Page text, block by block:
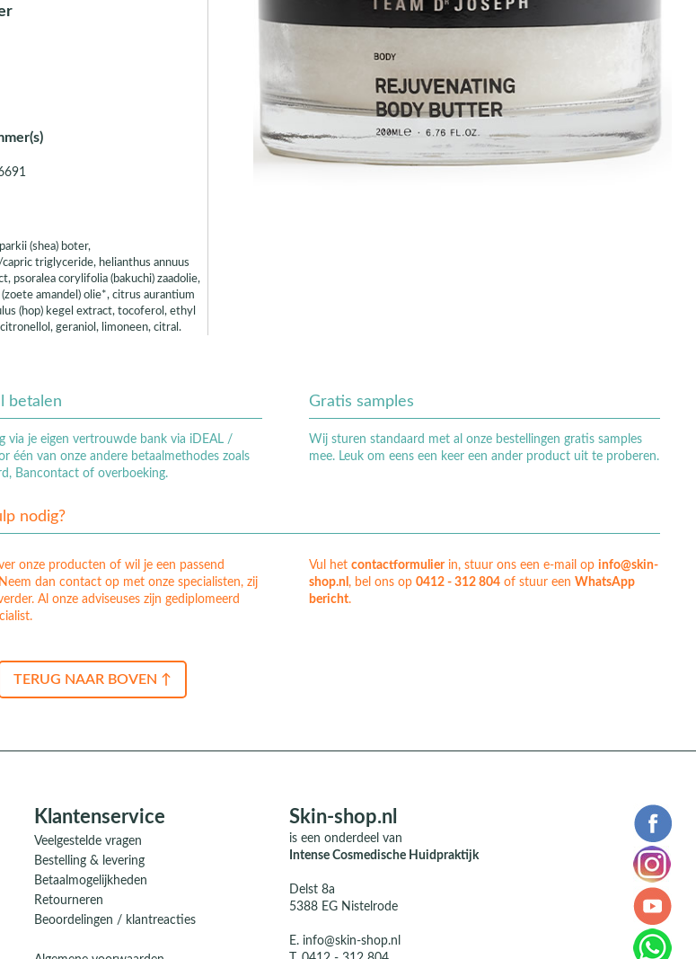
(shea) boter,
triglyceride, helianthus annuus
psoralea corylifolia (bakuchi) zaadolie,
amandel) olie*, citrus aurantium
(hop) kegel extract, tocoferol, ethyl
geraniol, limoneen, citral.
betalen
via je eigen vertrouwde bank via iDEAL /
één van onze andere betaalmethodes zoals
Bancontact of overboeking.
Gratis samples
Wij sturen standaard met al onze bestellingen gratis samples
mee. Leuk om eens een keer een ander product uit te proberen.
nodig?
onze producten of wil je een passend
dan contact op met onze specialisten, zij
Al onze adviseuses zijn gediplomeerd
Vul het contactformulierin, stuur ons een e-mail op info@skin-
shop.nl , bel ons op 0412 - 312 804of stuur een WhatsApp
bericht.
TERUG NAAR BOVEN ↑
Klantenservice
Veelgestelde vragen
Bestelling & levering
Betaalmogelijkheden
Retourneren
Beoordelingen / klantreacties
Skin-shop.nl
is een onderdeel van
Intense Cosmedische Huidpraktijk
Delst 8a
5388 EG Nistelrode
E. info@skin-shop.nl